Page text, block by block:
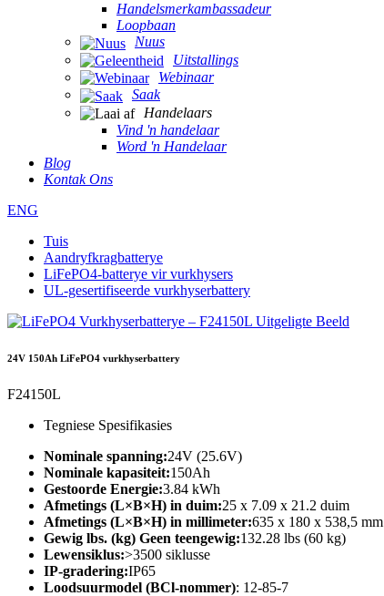
Handelsmerkambassadeur
Loopbaan
Nuus
Uitstallings
Webinaar
Saak
Handelaars
Vind 'n handelaar
Word 'n Handelaar
Blog
Kontak Ons
ENG
Tuis
Aandryfkragbatterye
LiFePO4-batterye vir vurkhysers
UL-gesertifiseerde vurkhyserbattery
24V 150Ah LiFePO4 vurkhyserbattery
F24150L
Tegniese Spesifikasies
Nominale spanning:24V (25.6V)
Nominale kapasiteit:150Ah
Gestoorde Energie:3.84 kWh
Afmetings (L×B×H) in duim:25 x 7.09 x 21.2 duim
Afmetings (L×B×H) in millimeter:635 x 180 x 538,5 mm
Gewig lbs. (kg) Geen teengewig:132.28 lbs (60 kg)
Lewensiklus:>3500 siklusse
IP-gradering:IP65
Loodsuurmodel (BCl-nommer): 12-85-7